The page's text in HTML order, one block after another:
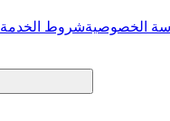
الخصوصيةشروط الخدمة